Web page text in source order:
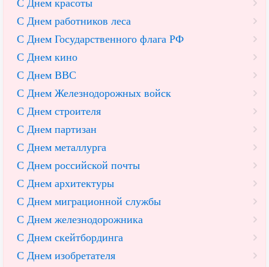
С Днем красоты
С Днем работников леса
С Днем Государственного флага РФ
С Днем кино
С Днем ВВС
С Днем Железнодорожных войск
С Днем строителя
С Днем партизан
С Днем металлурга
С Днем российской почты
С Днем архитектуры
С Днем миграционной службы
С Днем железнодорожника
С Днем скейтбординга
С Днем изобретателя